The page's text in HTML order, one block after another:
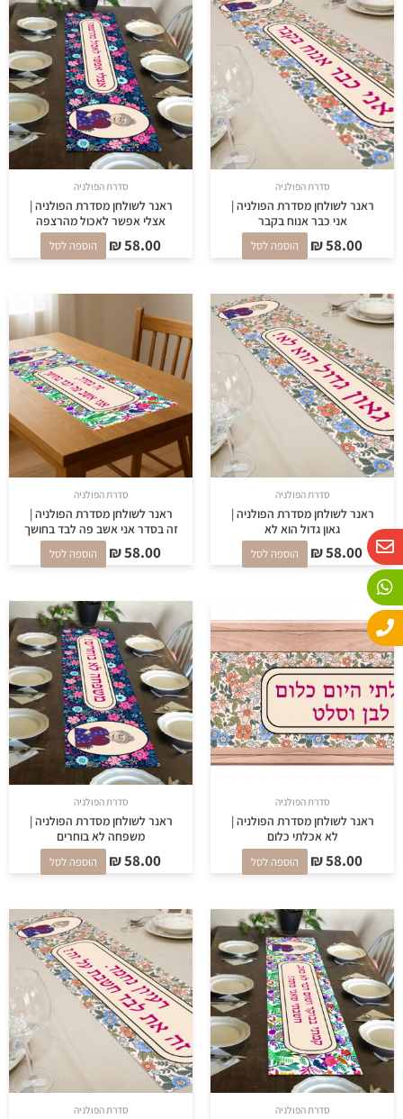
סדרת הפולניה
ראנר לשולחן מסדרת הפולניה |
אני כבר אנוח בקבר
₪58.00 הוספה לסל
סדרת הפולניה
ראנר לשולחן מסדרת הפולניה |
אצלי אפשר לאכול מהרצפה
₪58.00 הוספה לסל
סדרת הפולניה
ראנר לשולחן מסדרת הפולניה |
גאון גדול הוא לא
₪58.00 הוספה לסל
סדרת הפולניה
ראנר לשולחן מסדרת הפולניה |
זה בסדר אני אשב פה לבד בחושך
₪58.00 הוספה לסל
סדרת הפולניה
ראנר לשולחן מסדרת הפולניה |
לא אכלתי כלום
₪58.00 הוספה לסל
סדרת הפולניה
ראנר לשולחן מסדרת הפולניה |
משפחה לא בוחרים
₪58.00 הוספה לסל
סדרת הפולניה סדרת הפולניה
E
n
v
e
l
o
p
e
W
h
a
t
s
a
p
p
P
h
o
n
e